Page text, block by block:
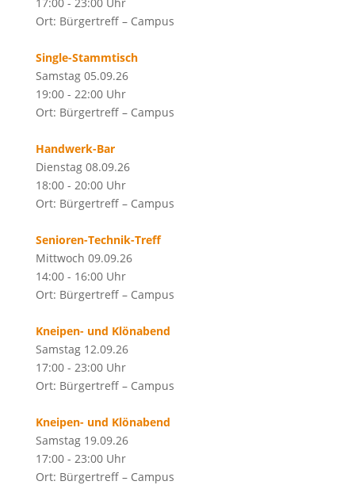
Ort: Bürgertreff – Campus
Single-Stammtisch
Samstag 05.09.26
19:00 - 22:00 Uhr
Ort: Bürgertreff – Campus
Handwerk-Bar
Dienstag 08.09.26
18:00 - 20:00 Uhr
Ort: Bürgertreff – Campus
Senioren-Technik-Treff
Mittwoch 09.09.26
14:00 - 16:00 Uhr
Ort: Bürgertreff – Campus
Kneipen- und Klönabend
Samstag 12.09.26
17:00 - 23:00 Uhr
Ort: Bürgertreff – Campus
Kneipen- und Klönabend
Samstag 19.09.26
17:00 - 23:00 Uhr
Ort: Bürgertreff – Campus